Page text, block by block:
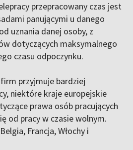
przepracowany czas jest
panującymi u danego
uznania danej osoby, z
dotyczących maksymalnego
czasu odpoczynku.
przyjmuje bardziej
niektóre kraje europejskie
prawa osób pracujących
od pracy w czasie wolnym.
Francja, Włochy i